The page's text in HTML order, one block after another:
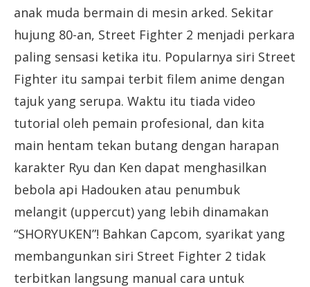
anak muda bermain di mesin arked. Sekitar
hujung 80-an, Street Fighter 2 menjadi perkara
paling sensasi ketika itu. Popularnya siri Street
Fighter itu sampai terbit filem anime dengan
tajuk yang serupa. Waktu itu tiada video
tutorial oleh pemain profesional, dan kita
main hentam tekan butang dengan harapan
karakter Ryu dan Ken dapat menghasilkan
bebola api Hadouken atau penumbuk
melangit (uppercut) yang lebih dinamakan
“SHORYUKEN”! Bahkan Capcom, syarikat yang
membangunkan siri Street Fighter 2 tidak
terbitkan langsung manual cara untuk